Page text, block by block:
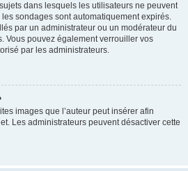
dans lesquels les utilisateurs ne peuvent
sondages sont automatiquement expirés.
par un administrateur ou un modérateur du
Vous pouvez également verrouiller vos
par les administrateurs.
images que l’auteur peut insérer afin
Les administrateurs peuvent désactiver cette